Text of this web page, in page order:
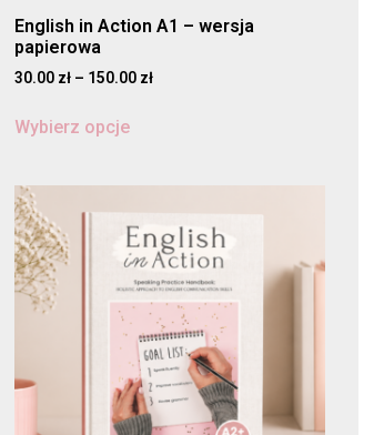
English in Action A1 – wersja
papierowa
30.00 zł – 150.00 zł
Wybierz opcje